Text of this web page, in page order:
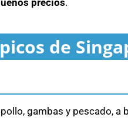
precios.
de
gambas y pescado, a